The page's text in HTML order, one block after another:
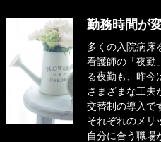
勤務時間が
多くの入院病床
看護師の「夜勤
る夜勤も、昨今
さまざまな工夫
交替制の導入で
それぞれのメリ
自分に合う職場